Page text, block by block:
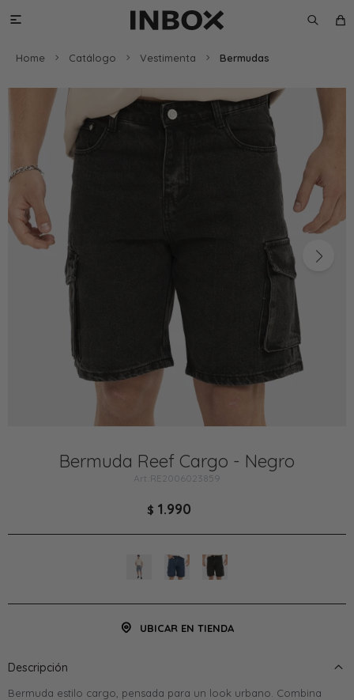

Home Catálogo Vestimenta Bermudas
Bermuda Reef Cargo - Negro
RE2006023859
$ 1.990
UBICAR EN TIENDA
Descripción
Bermuda estilo cargo, pensada para un look urbano. Combina